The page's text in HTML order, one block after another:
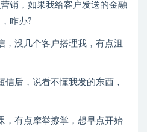
销，如果我给客户发送的金融
咋办?
，没几个客户搭理我，有点沮
后，说看不懂我发的东西，
，有点摩举擦掌，想早点开始